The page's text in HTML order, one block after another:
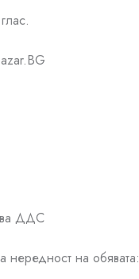
ДДС
нередност на обявата: